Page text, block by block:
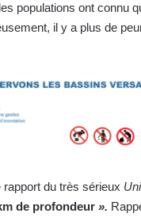
populations ont connu
il y a plus de
du très sérieux
de profondeur ».